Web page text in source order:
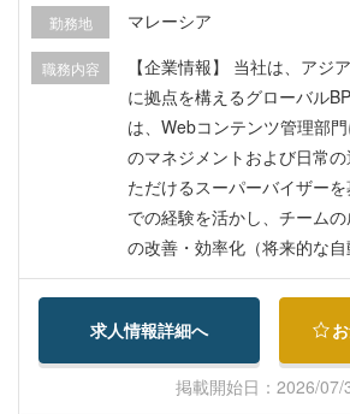
費補助：あり（月額RM100
00まで精算可） ■賞与：固
門・個人のパフォーマンス評
待遇は変更となる場合があ
勤務地 マレーシア
職務内容
【企業情報】 当社は、アジ
に拠点を構えるグローバル
は、Webコンテンツ管理部
のマネジメントおよび日常
ただけるスーパーバイザー
での経験を活かし、チーム
の改善・効率化（将来的な
われる、非常にやりがいの
【業務内容】 1. チームリー
務 - メンバーの育成・管理:
日本人チームのマネジメン
バックや指導を行い、目標
求人情報詳細へ
掲載開始日：2026/07/